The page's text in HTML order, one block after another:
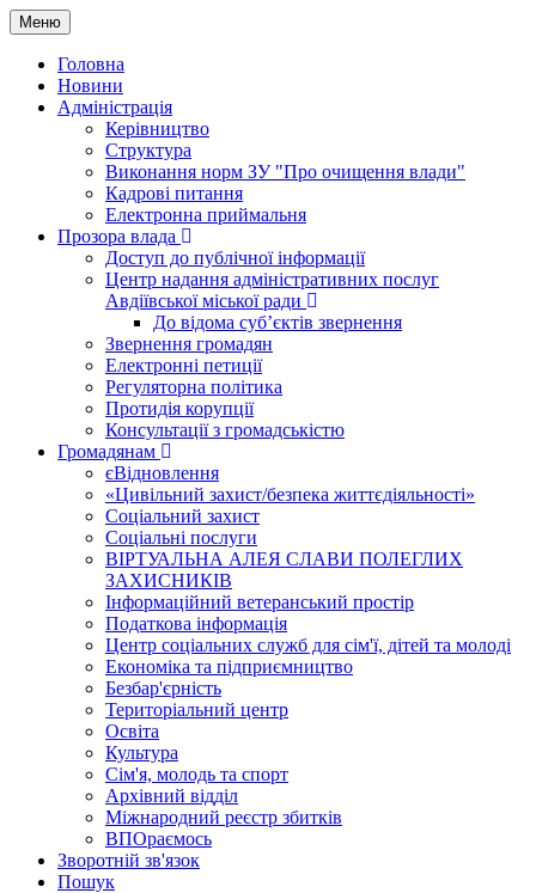
Меню
Головна
Новини
Адміністрація
Керівництво
Структура
Виконання норм ЗУ "Про очищення влади"
Кадрові питання
Електронна приймальня
Прозора влада
Доступ до публічної інформації
Центр надання адміністративних послуг
Авдіївської міської ради
До відома суб’єктів звернення
Звернення громадян
Електронні петиції
Регуляторна політика
Протидія корупції
Консультації з громадськістю
Громадянам
єВідновлення
«Цивільний захист/безпека життєдіяльності»
Соціальний захист
Соціальні послуги
ВІРТУАЛЬНА АЛЕЯ СЛАВИ ПОЛЕГЛИХ
ЗАХИСНИКІВ
Інформаційний ветеранський простір
Податкова інформація
Центр соціальних служб для сім'ї, дітей та молоді
Економіка та підприємництво
Безбар'єрність
Територіальний центр
Освіта
Культура
Сім'я, молодь та спорт
Архівний відділ
Міжнародний реєстр збитків
ВПОраємось
Зворотній зв'язок
Пошук